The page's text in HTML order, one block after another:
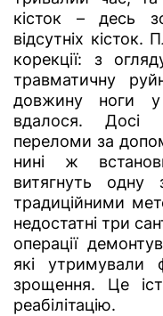
кісток – десь
відсутніх кісток.
корекції: з
травматичну
довжину ноги
вдалося. Досі
переломи за
нині ж
витягнуть
традиційними
недостатні три
операції
які утримували
зрощення. Це
реабілітацію.